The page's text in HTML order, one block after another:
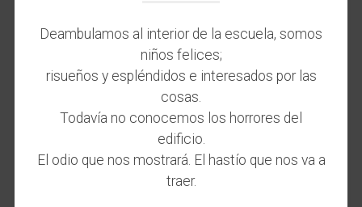
Deambulamos al interior de la escuela, somos
niños felices;
risueños y espléndidos e interesados por las
cosas.
Todavía no conocemos los horrores del
edificio.
El odio que nos mostrará. El hastío que nos va a
traer.